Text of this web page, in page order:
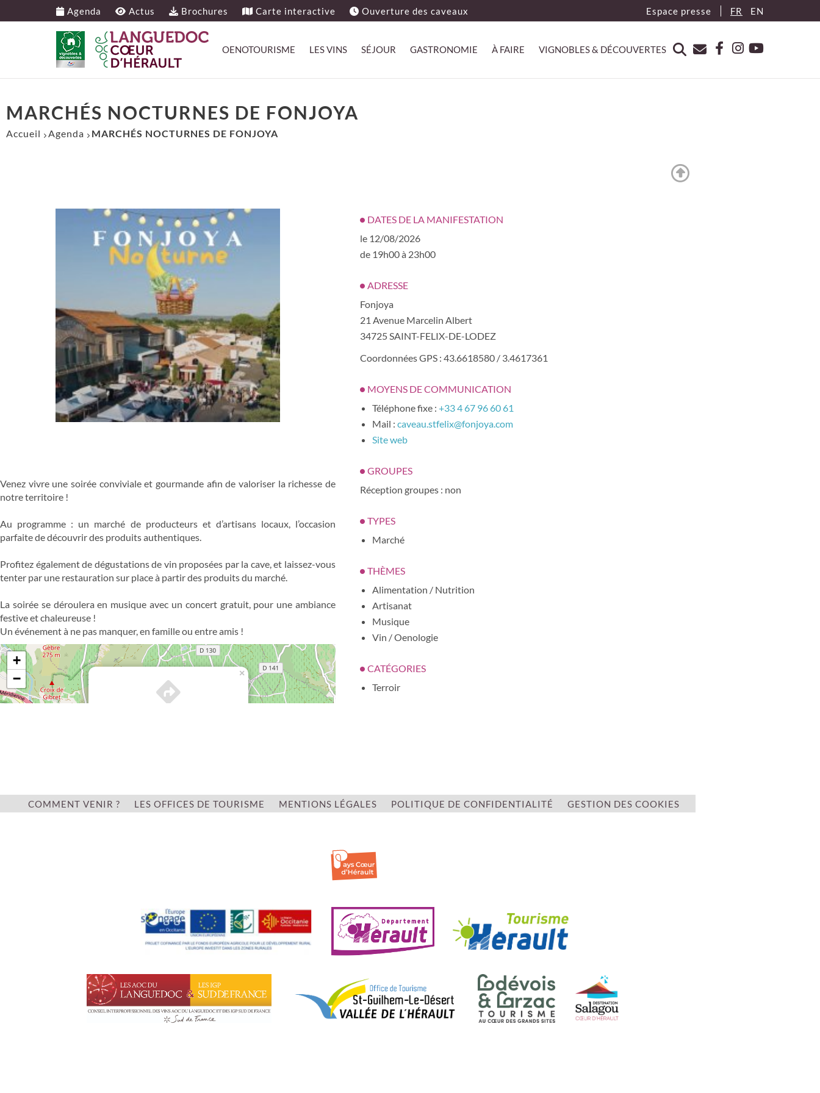
MARCHÉS NOCTURNES DE FONJOYA
Accueil Agenda MARCHÉS NOCTURNES DE FONJOYA
Venez vivre une soirée conviviale et gourmande afin de valoriser la richesse de
notre territoire !
Au programme : un marché de producteurs et d’artisans locaux, l’occasion
parfaite de découvrir des produits authentiques.
Profitez également de dégustations de vin proposées par la cave, et laissez-vous
tenter par une restauration sur place à partir des produits du marché.
La soirée se déroulera en musique avec un concert gratuit, pour une ambiance
festive et chaleureuse !
Un événement à ne pas manquer, en famille ou entre amis !
×
+
−
OpenStreetMap
DATES DE LA MANIFESTATION
le 12/08/2026
de 19h00 à 23h00
ADRESSE
Fonjoya
21 Avenue Marcelin Albert
34725 SAINT-FELIX-DE-LODEZ
Coordonnées GPS : 43.6618580 / 3.4617361
MOYENS DE COMMUNICATION
Téléphone fixe : +33 4 67 96 60 61
Mail : caveau.stfelix@fonjoya.com
Site web
GROUPES
Réception groupes : non
TYPES
Marché
THÈMES
Alimentation / Nutrition
Artisanat
Musique
Vin / Oenologie
CATÉGORIES
Terroir
COMMENT VENIR ? LES OFFICES DE TOURISME MENTIONS LÉGALES POLITIQUE DE CONFIDENTIALITÉ GESTION DES COOKIES
Agenda Actus Brochures Carte interactive Ouverture des caveaux Espace presse FR EN
OENOTOURISME LES VINS SÉJOUR GASTRONOMIE À FAIRE VIGNOBLES & DÉCOUVERTES